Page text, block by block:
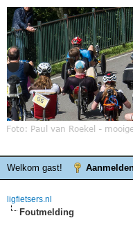
Welkom gast!
ligfietsers.nl
Foutmelding